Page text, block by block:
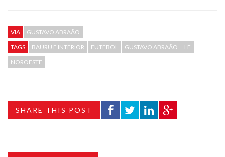
VIA
GUSTAVO ABRAÃO
TAGS
BAURU E INTERIOR FUTEBOL GUSTAVO ABRAÃO
LE
NOROESTE
SHARE THIS POST